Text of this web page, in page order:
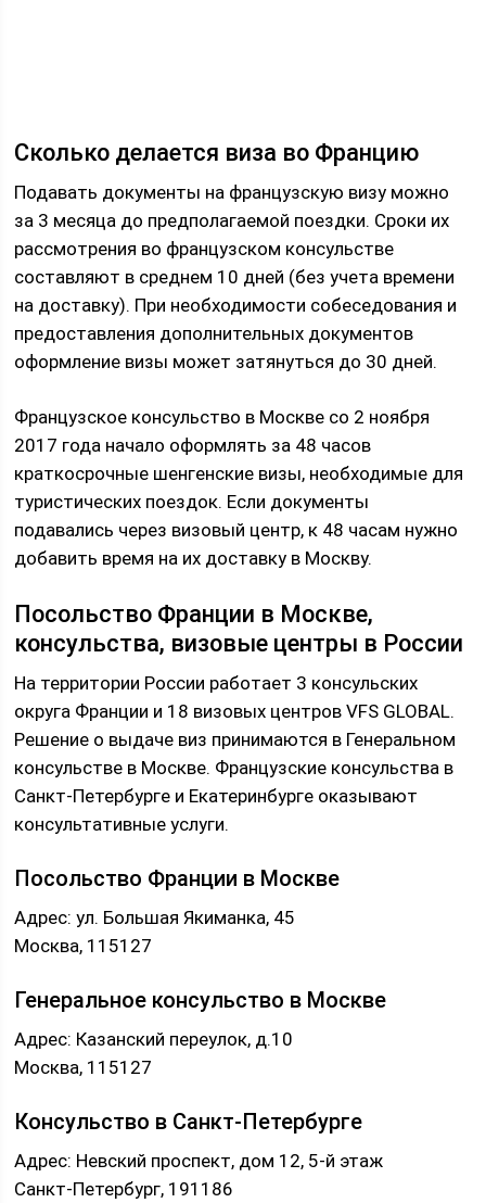
Сколько делается виза во Францию
Подавать документы на французскую визу можно
за 3 месяца до предполагаемой поездки. Сроки их
рассмотрения во французском консульстве
составляют в среднем 10 дней (без учета времени
на доставку). При необходимости собеседования и
предоставления дополнительных документов
оформление визы может затянуться до 30 дней.
Французское консульство в Москве со 2 ноября
2017 года начало оформлять за 48 часов
краткосрочные шенгенские визы, необходимые для
туристических поездок. Если документы
подавались через визовый центр, к 48 часам нужно
добавить время на их доставку в Москву.
Посольство Франции в Москве,
консульства, визовые центры в России
На территории России работает 3 консульских
округа Франции и 18 визовых центров VFS GLOBAL.
Решение о выдаче виз принимаются в Генеральном
консульстве в Москве. Французские консульства в
Санкт-Петербурге и Екатеринбурге оказывают
консультативные услуги.
Посольство Франции в Москве
Адрес: ул. Большая Якиманка, 45
Москва, 115127
Генеральное консульство в Москве
Адрес: Казанский переулок, д.10
Москва, 115127
Консульство в Санкт-Петербурге
Адрес: Невский проспект, дом 12, 5-й этаж
Санкт-Петербург, 191186